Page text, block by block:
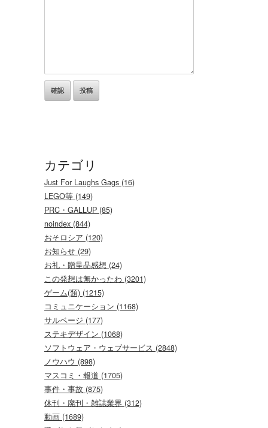
カテゴリ
Just For Laughs Gags (16)
LEGO等 (149)
PRC・GALLUP (85)
noindex (844)
おそロシア (120)
お知らせ (29)
お礼・贈呈品感想 (24)
この発想は無かったわ (3201)
ゲーム(類) (1215)
コミュニケーション (1168)
サルベージ (177)
ステキデザイン (1068)
ソフトウェア・ウェブサービス (2848)
ノウハウ (898)
マスコミ・報道 (1705)
事件・事故 (875)
休刊・廃刊・雑誌業界 (312)
動画 (1689)